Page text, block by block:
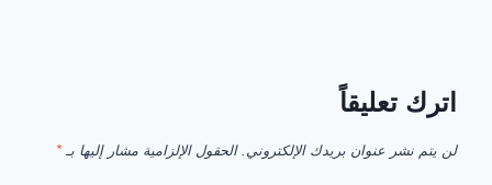
اترك تعليقاً
لن يتم نشر عنوان بريدك الإلكتروني. الحقول الإلزامية مشار إليها بـ*